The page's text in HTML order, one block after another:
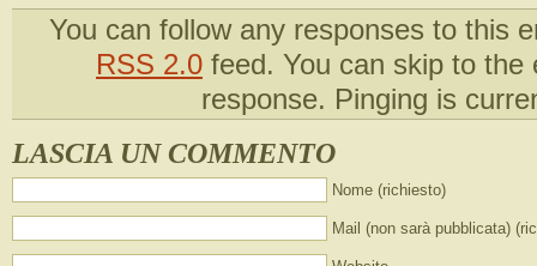
You can follow any responses to this
RSS 2.0 feed. You can skip to the
response. Pinging is
LASCIA UN COMMENTO
Nome (richiesto)
Mail (non sarà pubblicata)